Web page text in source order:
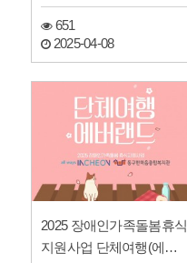
651
2025-04-08
2025 장애인가족돌봄휴식
지원사업 단체여행(에버